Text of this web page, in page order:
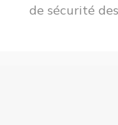
de sécurité